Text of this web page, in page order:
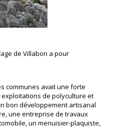
de Villabon a pour
communes avait une forte
de polyculture et
bon développement artisanal
une entreprise de travaux
un menuisier-plaquiste,